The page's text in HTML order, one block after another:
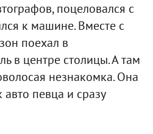
поцеловался с
к машине. Вместе с
поехал в
в центре столицы. А там
незнакомка. Она
певца и сразу